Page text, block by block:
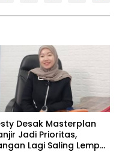
Desak Masterplan
Jadi Prioritas,
Lagi Saling Lempar